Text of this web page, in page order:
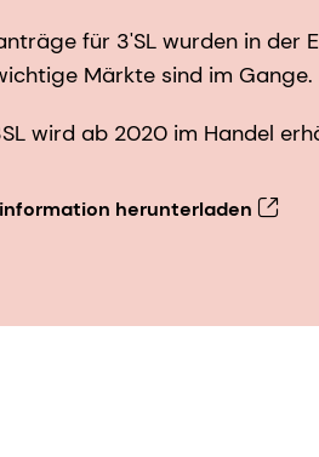
für 3'SL wurden in der
Märkte sind im Gange.
wird ab 2020 im Handel
herunterladen